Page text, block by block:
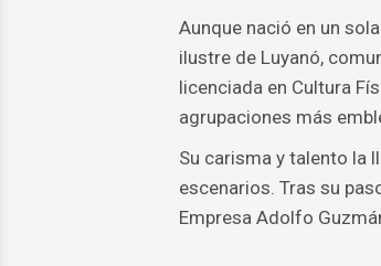
Aunque nació en un
ilustre de Luyanó,
licenciada en Cultura
agrupaciones más
Su carisma y talento la
escenarios. Tras su
Empresa Adolfo